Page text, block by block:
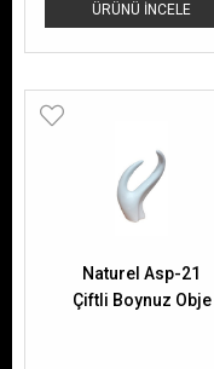
ÜRÜNÜ İNCELE
Naturel Asp-21
Çiftli Boynuz Obje